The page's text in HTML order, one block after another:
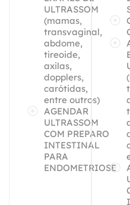
ULTRASSOM
(mamas,
transvaginal,
abdome,
tireoide,
axilas,
dopplers,
carótidas,
entre outros)
AGENDAR
ULTRASSOM
COM PREPARO
INTESTINAL
PARA
ENDOMETRIOSE